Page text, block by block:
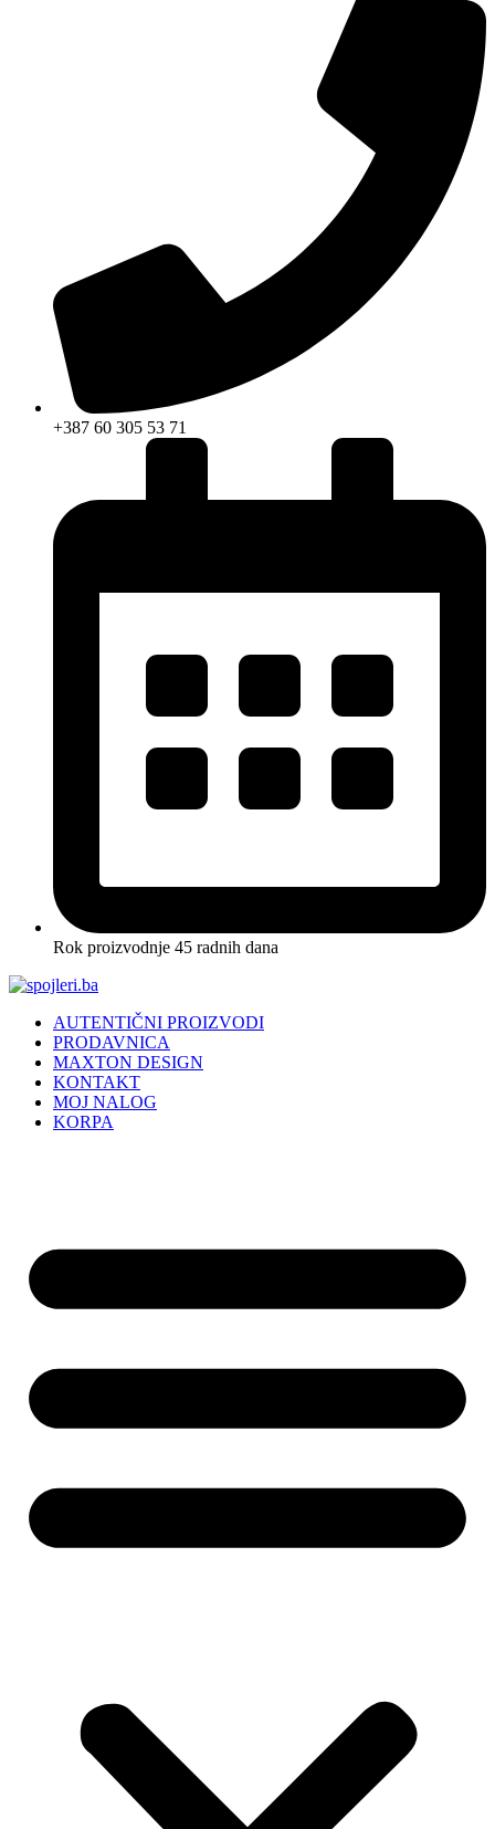
+387 60 305 53 71
Rok proizvodnje 45 radnih dana
AUTENTIČNI PROIZVODI
PRODAVNICA
MAXTON DESIGN
KONTAKT
MOJ NALOG
KORPA